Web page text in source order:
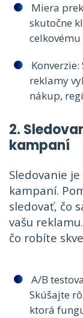
Miera
skutočne
reklamy
nákup,
2.
kampaní
Sledovanie
kampaní.
sledovať, čo
vašu
čo robíte
A/B
Skúšajte
ktorá